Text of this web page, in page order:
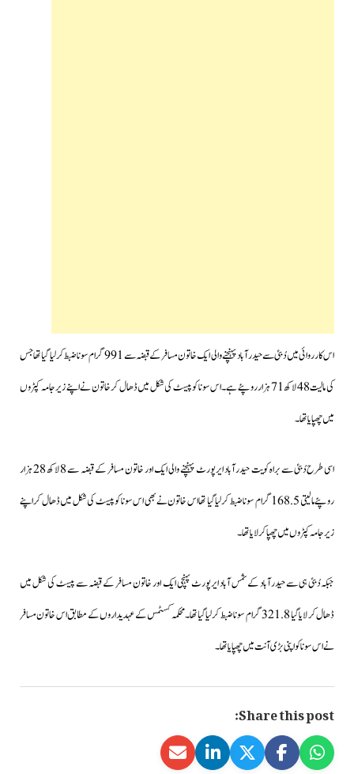
اس کارروائی میں دُبئی سے حیدرآباد پہنچنے والی ایک خاتون مسافر کے قبضہ سے 991 گرام سونا ضبط کرلیا گیا تھا جس
کی مالیت 48 لاکھ 71 ہزار روپئے ہے۔اس سونا کو پیسٹ کی شکل میں ڈھال کر خاتون نے اپنے زیر جامہ کپڑوں
میں چھپایا تھا۔
اسی طرح دُبئی سے براہ کویت حیدرآباد ایرپورٹ پہنچنے والی ایک اور خاتون مسافر کے قبضہ سے 8 لاکھ 28 ہزار
روپئے مالیتی 168.5 گرام سونا ضبط کرلیا گیا تھا اس خاتون نے بھی اس سونا کو پیسٹ کی شکل میں ڈھال کر اپنے
زیر جامہ کپڑوں میں چھپاکر لایا تھا۔
جبکہ دُبئی ہی سے حیدرآباد کے شمس آباد ایرپورٹ پہنچی ایک اور خاتون مسافر کے قبضہ سے پیسٹ کی شکل میں
ڈھال کر لایا گیا 321.8 گرام سونا ضبط کرلیا گیا تھا۔محکمہ کسٹمس کے عہدیداروں کے مطابق اس خاتون مسافر
نے اس سونا کو اپنی بڑی آنت میں چھپایا تھا۔
Share this post: